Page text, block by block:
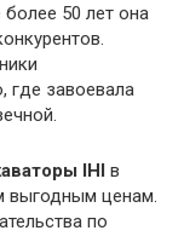
50 лет она
завоевала
IHI в
выгодным ценам.
по